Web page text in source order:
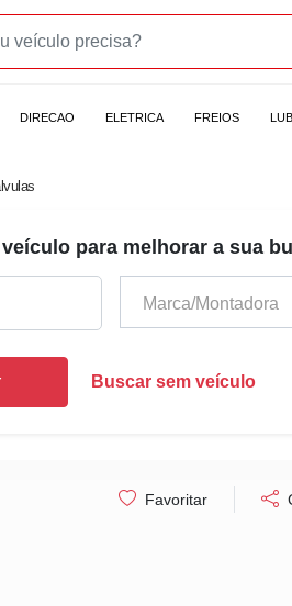
DIRECAO ELETRICA FREIOS
para melhorar a sua
Marca/Montadora
Buscar sem veículo
Favoritar